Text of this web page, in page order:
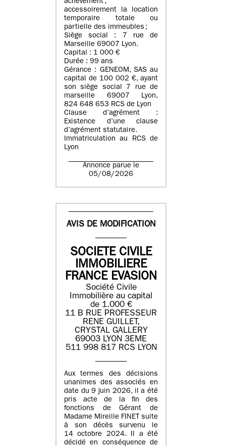
achèvement ;
accessoirement la location
temporaire totale ou
partielle des immeubles ;
Siège social : 7 rue de
Marseille 69007 Lyon.
Capital : 1 000 €
Durée : 99 ans
Gérance : GENEOM, SAS au
capital de 100 002 €, ayant
son siège social 7 rue de
marseille 69007 Lyon,
824 648 653 RCS de Lyon
Clause d’agrément :
Existence d’une clause
d’agrément statutaire.
Immatriculation au RCS de
Lyon
Annonce parue le
05/08/2026
AVIS DE MODIFICATION
SOCIETE CIVILE
IMMOBILIERE
FRANCE EVASION
Société Civile
Immobilière au capital
de 1.000 €
11 B RUE PROFESSEUR
RENE GUILLET,
CRYSTAL GALLERY
69003 LYON 3EME
511 998 817 RCS LYON
Aux termes des décisions
unanimes des associés en
date du 9 juin 2026, il a été
pris acte de la fin des
fonctions de Gérant de
Madame Mireille FINET suite
à son décès survenu le
14 octobre 2024. Il a été
décidé en conséquence de